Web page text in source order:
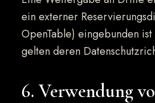
ein externer
OpenTable) eingebunden
gelten deren
6. Verwendung